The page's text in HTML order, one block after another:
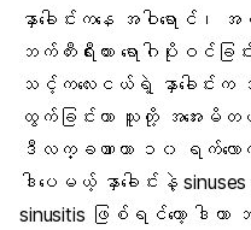
နှာခေါင်းကနေ အဝါရောင်၊
ဘက်တီးရီးယား ရောဂါပိုးဝင်ခ
သင့်ကလေးငယ်ရဲ့ နှာခေါင်းက
ထွက်ခြင်းဟာ သူတို့ အအေး
ဒီလက္ခဏာဟာ ၁၀ ရက်လော
ဒါပေမယ့် နှာခေါင်းနဲ့
sinusitis ဖြစ်ရင်တော့ ဒါဟာ